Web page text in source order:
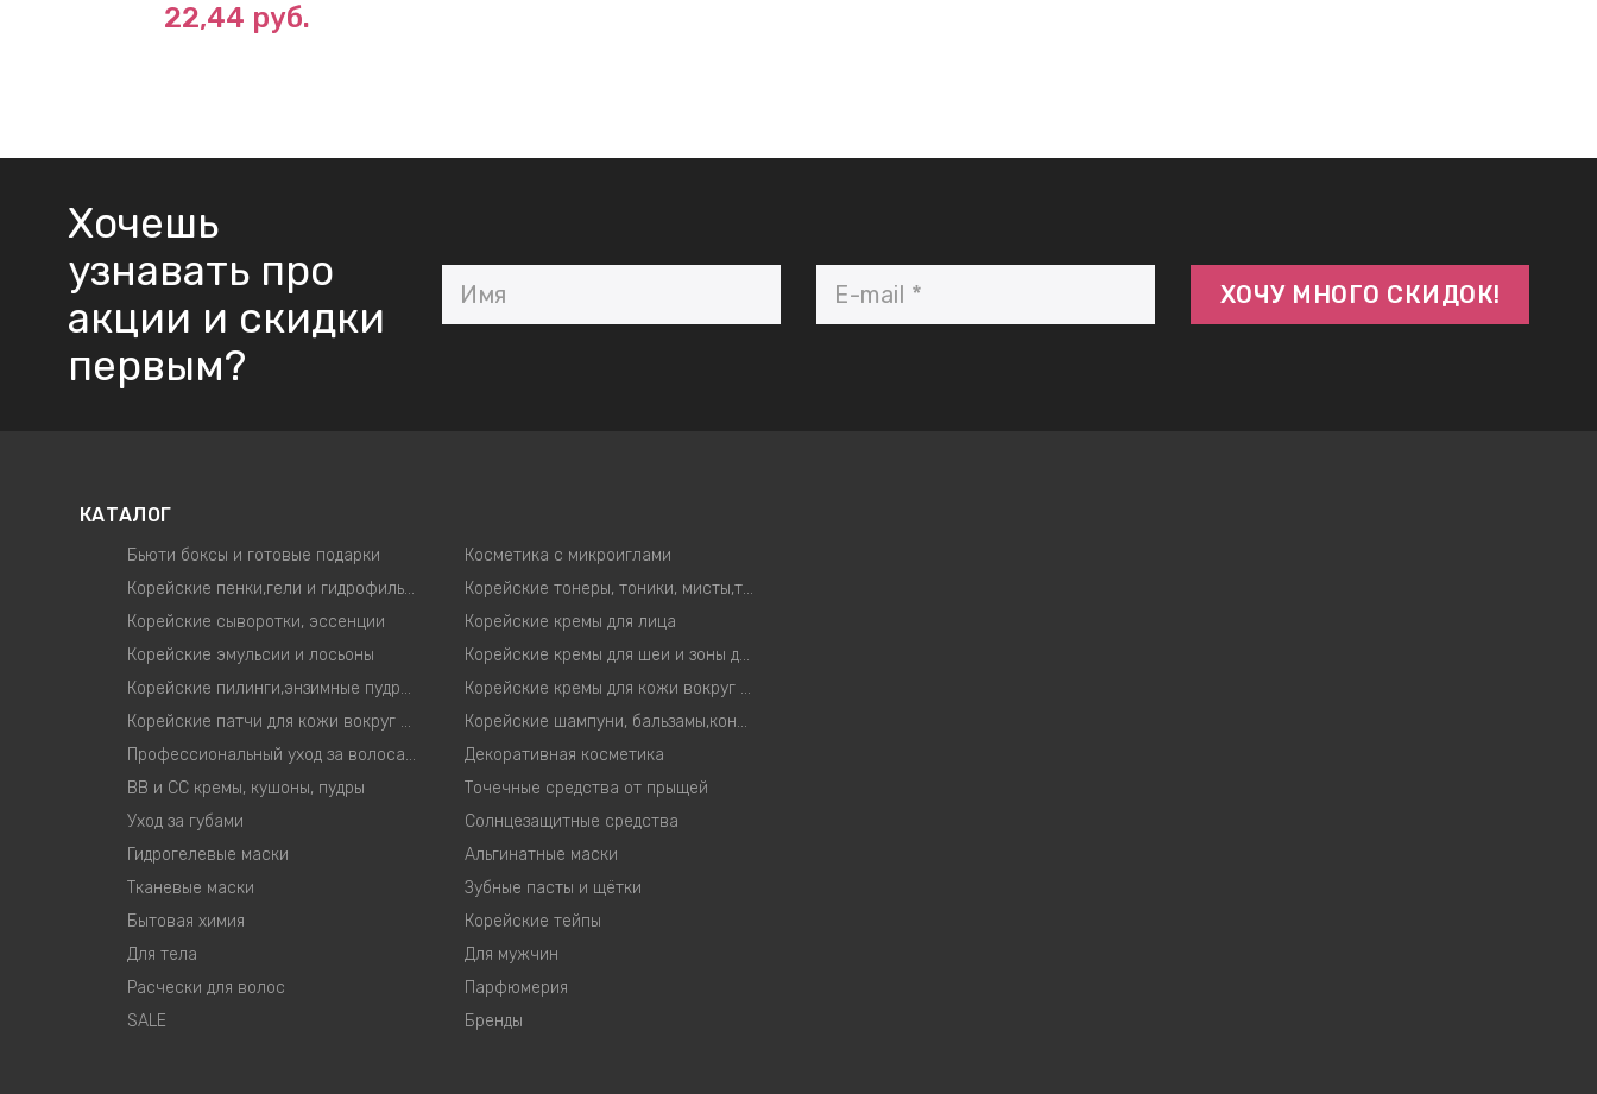
22,44 руб.
Хочешь
узнавать про
акции и скидки
первым?
КАТАЛОГ
Бьюти боксы и готовые подарки
Косметика с микроиглами
Корейские пенки,гели и гидрофильные масла
Корейские тонеры, тоники, мисты,тонер-пэды
Корейские сыворотки, эссенции
Корейские кремы для лица
Корейские эмульсии и лосьоны
Корейские кремы для шеи и зоны декольте
Корейские пилинги,энзимные пудры,скрабы для лица
Корейские кремы для кожи вокруг глаз
Корейские патчи для кожи вокруг глаз
Корейские шампуни, бальзамы,кондиционеры, маски
Профессиональный уход за волосами
Декоративная косметика
ВВ и СС кремы, кушоны, пудры
Точечные средства от прыщей
Уход за губами
Солнцезащитные средства
Гидрогелевые маски
Альгинатные маски
Тканевые маски
Зубные пасты и щётки
Бытовая химия
Корейские тейпы
Для тела
Для мужчин
Расчески для волос
Парфюмерия
SALE
Бренды